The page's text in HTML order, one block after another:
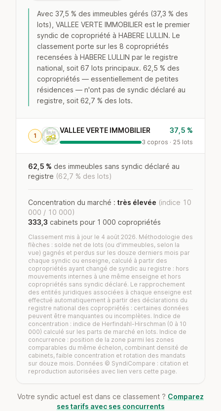
Avec 37,5 % des immeubles gérés (37,3 % des
lots), VALLEE VERTE IMMOBILIER est le premier
syndic de copropriété à HABERE LULLIN. Le
classement porte sur les 8 copropriétés
recensées à HABERE LULLIN par le registre
national, soit 67 lots principaux. 62,5 % des
copropriétés — essentiellement de petites
résidences — n'ont pas de syndic déclaré au
registre, soit 62,7 % des lots.
1
VALLEE VERTE IMMOBILIER 37,5 %
3 copros · 25 lots
62,5 % des immeubles sans syndic déclaré au
registre (62,7 % des lots)
Concentration du marché : très élevée (indice 10
000 / 10 000)
333,3 cabinets pour 1 000 copropriétés
Classement mis à jour le 4 août 2026. Méthodologie des
flèches : solde net de lots (ou d'immeubles, selon la
vue) gagnés et perdus sur les douze derniers mois par
chaque syndic ou enseigne, calculé à partir des
copropriétés ayant changé de syndic au registre : hors
mouvements internes à une même enseigne et hors
copropriétés sans syndic déclaré. Le rapprochement
des entités juridiques associées à chaque enseigne est
effectué automatiquement à partir des déclarations du
registre national des copropriétés : certaines données
peuvent être manquantes ou incomplètes. Indice de
concentration : indice de Herfindahl-Hirschman (0 à 10
000) calculé sur les parts de marché en lots. Indice de
concurrence : position de la zone parmi les zones
comparables du même échelon, combinant densité de
cabinets, faible concentration et rotation des mandats
sur douze mois. Données © SyndiCompare : citation et
reproduction autorisées avec lien vers cette page.
Votre syndic actuel est dans ce classement ? Comparez
ses tarifs avec ses concurrents